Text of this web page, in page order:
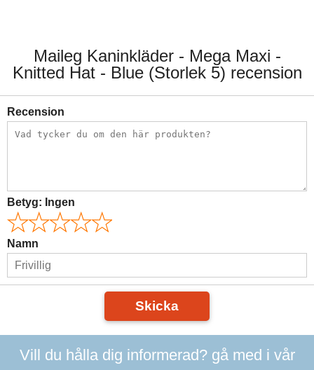
Maileg Kaninkläder - Mega Maxi -
Knitted Hat - Blue (Storlek 5) recension
Recension
Betyg: Ingen
Namn
Skicka
Vill du hålla dig informerad? gå med i vår